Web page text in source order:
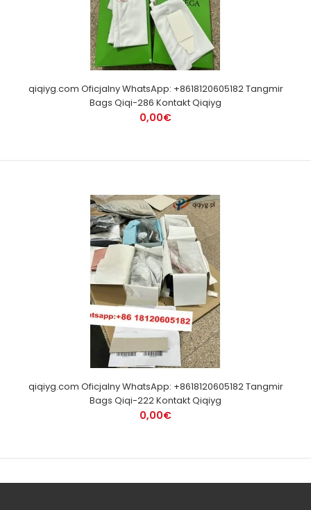
qiqiyg.com Oficjalny WhatsApp: +8618120605182 Tangmir
Bags Qiqi-286 Kontakt Qiqiyg
0,00€
qiqiyg.com Oficjalny WhatsApp: +8618120605182 Tangmir
Bags Qiqi-222 Kontakt Qiqiyg
0,00€